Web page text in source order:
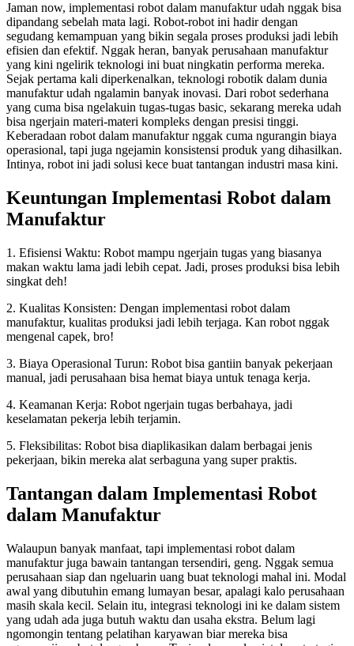
Jaman now, implementasi robot dalam manufaktur udah nggak bisa
dipandang sebelah mata lagi. Robot-robot ini hadir dengan
segudang kemampuan yang bikin segala proses produksi jadi lebih
efisien dan efektif. Nggak heran, banyak perusahaan manufaktur
yang kini ngelirik teknologi ini buat ningkatin performa mereka.
Sejak pertama kali diperkenalkan, teknologi robotik dalam dunia
manufaktur udah ngalamin banyak inovasi. Dari robot sederhana
yang cuma bisa ngelakuin tugas-tugas basic, sekarang mereka udah
bisa ngerjain materi-materi kompleks dengan presisi tinggi.
Keberadaan robot dalam manufaktur nggak cuma ngurangin biaya
operasional, tapi juga ngejamin konsistensi produk yang dihasilkan.
Intinya, robot ini jadi solusi kece buat tantangan industri masa kini.
Keuntungan Implementasi Robot dalam
Manufaktur
1. Efisiensi Waktu: Robot mampu ngerjain tugas yang biasanya
makan waktu lama jadi lebih cepat. Jadi, proses produksi bisa lebih
singkat deh!
2. Kualitas Konsisten: Dengan implementasi robot dalam
manufaktur, kualitas produksi jadi lebih terjaga. Kan robot nggak
mengenal capek, bro!
3. Biaya Operasional Turun: Robot bisa gantiin banyak pekerjaan
manual, jadi perusahaan bisa hemat biaya untuk tenaga kerja.
4. Keamanan Kerja: Robot ngerjain tugas berbahaya, jadi
keselamatan pekerja lebih terjamin.
5. Fleksibilitas: Robot bisa diaplikasikan dalam berbagai jenis
pekerjaan, bikin mereka alat serbaguna yang super praktis.
Tantangan dalam Implementasi Robot
dalam Manufaktur
Walaupun banyak manfaat, tapi implementasi robot dalam
manufaktur juga bawain tantangan tersendiri, geng. Nggak semua
perusahaan siap dan ngeluarin uang buat teknologi mahal ini. Modal
awal yang dibutuhin emang lumayan besar, apalagi kalo perusahaan
masih skala kecil. Selain itu, integrasi teknologi ini ke dalam sistem
yang udah ada juga butuh waktu dan usaha ekstra. Belum lagi
ngomongin tentang pelatihan karyawan biar mereka bisa